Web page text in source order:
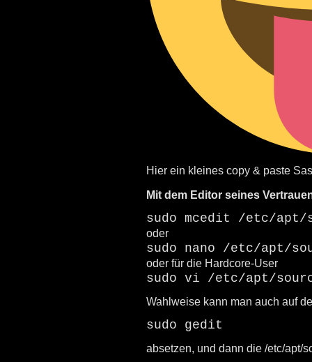
Hier ein kleines copy & paste
Mit dem Editor seines
sudo mcedit /etc/
oder
sudo nano /etc/apt/
oder für die Hardcore-User
sudo vi /etc/apt/
Wahlweise kann man auch auf
sudo gedit
absetzen, und dann die /etc/apt/